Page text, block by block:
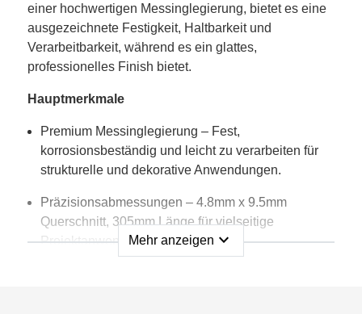
einer hochwertigen Messinglegierung, bietet es eine
ausgezeichnete Festigkeit, Haltbarkeit und
Verarbeitbarkeit, während es ein glattes,
professionelles Finish bietet.
Hauptmerkmale
Premium Messinglegierung – Fest,
korrosionsbeständig und leicht zu verarbeiten für
strukturelle und dekorative Anwendungen.
Präzisionsabmessungen – 4.8mm x 9.5mm
Querschnitt, 305mm Länge für vielseitige
Projektanwendungen.Mehr anzeigen expand_more